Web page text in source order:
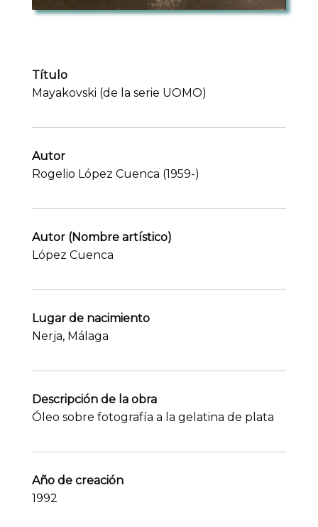
Título
Mayakovski (de la serie UOMO)
Autor
Rogelio López Cuenca (1959-)
Autor (Nombre artístico)
López Cuenca
Lugar de nacimiento
Nerja, Málaga
Descripción de la obra
Óleo sobre fotografía a la gelatina de plata
Año de creación
1992